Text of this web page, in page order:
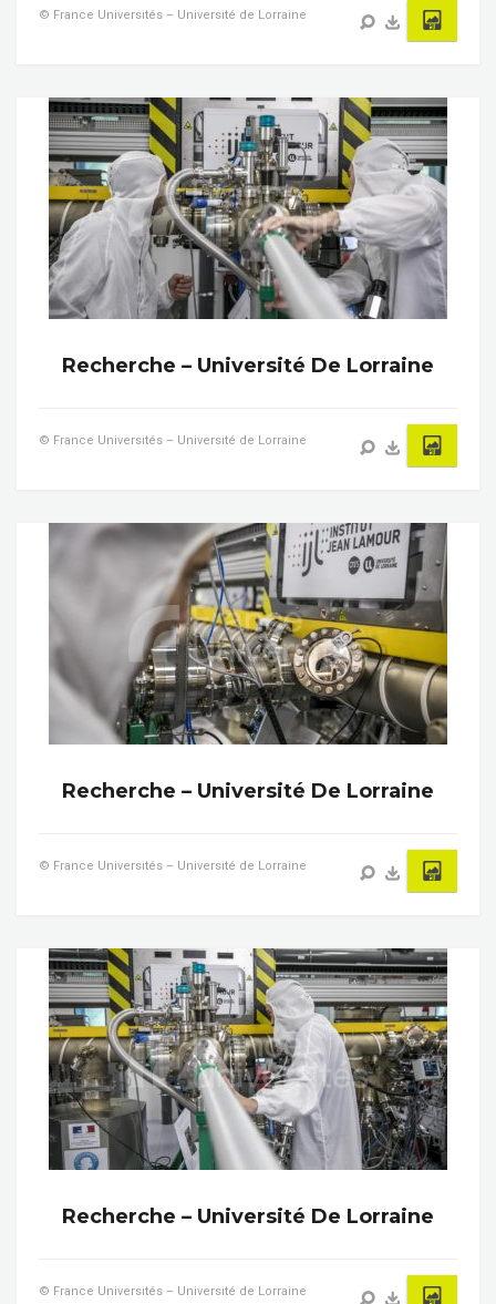
© France Universités – Université de Lorraine
Recherche – Université De Lorraine
© France Universités – Université de Lorraine
Recherche – Université De Lorraine
© France Universités – Université de Lorraine
Recherche – Université De Lorraine
© France Universités – Université de Lorraine